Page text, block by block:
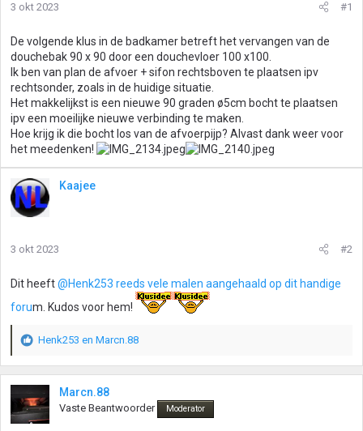
3 okt 2023 #1
De volgende klus in de badkamer betreft het vervangen van de
douchebak 90 x 90 door een douchevloer 100 x100.
Ik ben van plan de afvoer + sifon rechtsboven te plaatsen ipv
rechtsonder, zoals in de huidige situatie.
Het makkelijkst is een nieuwe 90 graden ø5cm bocht te plaatsen
ipv een moeilijke nieuwe verbinding te maken.
Hoe krijg ik die bocht los van de afvoerpijp? Alvast dank weer voor
het meedenken!
Kaajee
3 okt 2023 #2
Dit heeft@Henk253 reeds vele malen aangehaald op dit handige
forum. Kudos voor hem!
W
a
d
e
Henk253 en Marcn.88
Marcn.88
Vaste Beantwoorder Moderator